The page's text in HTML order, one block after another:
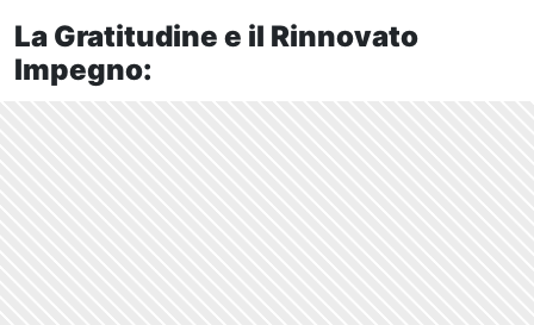
La Gratitudine e il Rinnovato
Impegno: